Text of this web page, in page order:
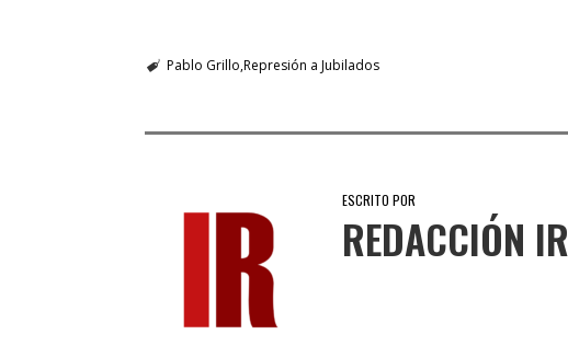
Pablo Grillo Represión a Jubilados
ESCRITO POR
REDACCIÓN IR